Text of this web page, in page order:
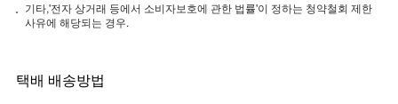
기타,'전자 상거래 등에서 소비자보호에 관한 법률'이 정하는 청약철회 제한
사유에 해당되는 경우.
택배 배송방법